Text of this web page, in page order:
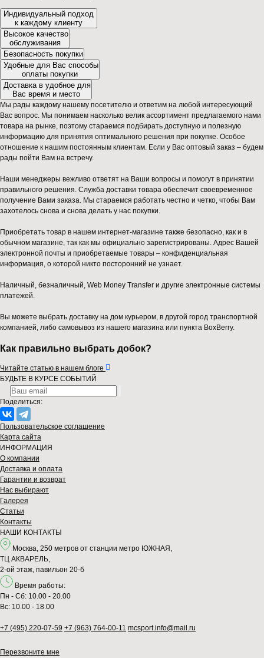
Индивидуальный подход
к каждому клиенту
Высокое качество
обслуживания
Безопасность покупки
Удобные для Вас способы
оплаты покупки
Доставка в удобное для
Вас время и место
Мы рады каждому нашему посетителю и ответим на любой интересующий
Вас вопрос. Мы понимаем насколько велик ассортимент предлагаемого нами
товара на рынке, поэтому стараемся подбирать доступную и полезную
информацию для принятия оптимального решения при покупке. Особое
отношение к нашим постоянным клиентам. Если у Вас оптовый заказ – будем
рады пойти Вам на встречу.
Наши менеджеры вежливо ответят на Ваши вопросы и помогут в принятии
правильного решения. Служба доставки товара обеспечит своевременное
получение Вами заказа. Мы стараемся работать честно и четко, чтобы Вам
захотелось снова и снова делать у нас покупки.
Приобретать товар в нашем интернет-магазине также безопасно, как и в
обычном магазине, так как мы официально зарегистрированы. Адрес Вашей
электронной почты и приобретаемые товары – конфиденциальная
информация, о которой никто посторонний не узнает.
Наличный, безналичный, Web Money Transfer и другие электронные системы
платежей.
Вы можете выбрать доставку на дом курьером, в другой город транспортной
компанией, либо самовывоз из нашего магазина или пункта BoxBerry.
Как правильно выбрать добок?
Читайте статью в нашем блоге 
БУДЬТЕ В КУРСЕ СОБЫТИЙ
Поделиться:
Пользовательское соглашение
Карта сайта
ИНФОРМАЦИЯ
О компании
Доставка и оплата
Гарантии и возврат
Нас выбирают
Галерея
Статьи
Контакты
НАШИ КОНТАКТЫ
Москва, 250 метров от станции метро ЮЖНАЯ,
ТЦ АКВАРЕЛЬ,
2-ой этаж, павильон 20-б
Время работы:
Пн - Сб: 10.00 - 20.00
Вс: 10.00 - 18.00
+7 (495) 220-07-59 +7 (963) 764-00-11 mcsport.info@mail.ru
Перезвонитe мне